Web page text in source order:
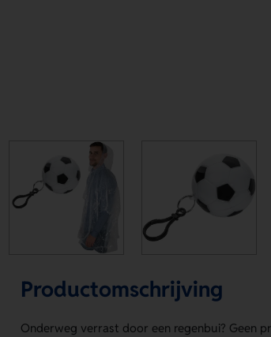
Productomschrijving
Onderweg verrast door een regenbui? Geen